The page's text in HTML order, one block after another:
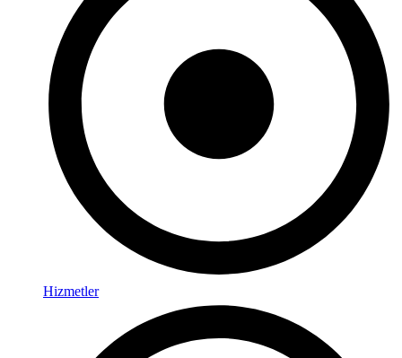
Hizmetler